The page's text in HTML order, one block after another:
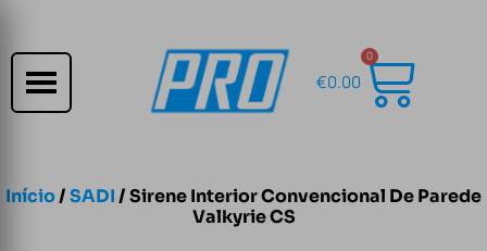
€0.00
0
Início/SADI/ Sirene Interior Convencional De Parede
Valkyrie CS